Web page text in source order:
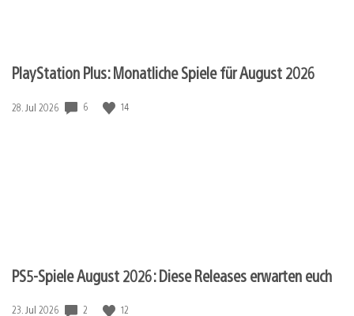
PlayStation Plus: Monatliche Spiele für August 2026
Veröffentlichungsdatum:
28. Jul 2026 6 14
PS5-Spiele August 2026: Diese Releases erwarten euch
Veröffentlichungsdatum:
23. Jul 2026 2 12